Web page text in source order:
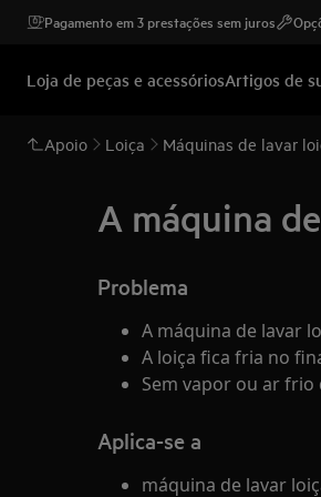
Pagamento em 3 prestações sem juros
Loja de peças e acessóriosArtigos de
Apoio Loiça Máquinas de lavar
A máquina
Problema
A máquina de lavar
A loiça fica fria no
Sem vapor ou ar
Aplica-se a
máquina de lavar